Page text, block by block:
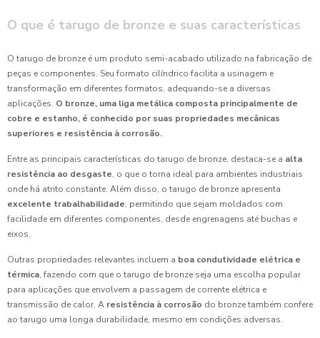
O que é tarugo de bronze e suas características
O tarugo de bronze é um produto semi-acabado utilizado na fabricação de
peças e componentes. Seu formato cilíndrico facilita a usinagem e
transformação em diferentes formatos, adequando-se a diversas
aplicações. O bronze, uma liga metálica composta principalmente de
cobre e estanho, é conhecido por suas propriedades mecânicas
superiores e resistência à corrosão.
Entre as principais características do tarugo de bronze, destaca-se a alta
resistência ao desgaste, o que o torna ideal para ambientes industriais
onde há atrito constante. Além disso, o tarugo de bronze apresenta
excelente trabalhabilidade, permitindo que sejam moldados com
facilidade em diferentes componentes, desde engrenagens até buchas e
eixos.
Outras propriedades relevantes incluem a boa condutividade elétrica e
térmica, fazendo com que o tarugo de bronze seja uma escolha popular
para aplicações que envolvem a passagem de corrente elétrica e
transmissão de calor. A resistência à corrosão do bronze também confere
ao tarugo uma longa durabilidade, mesmo em condições adversas.